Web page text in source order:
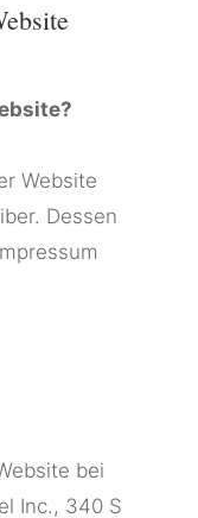
Website
Dessen
bei
Inc., 340 S